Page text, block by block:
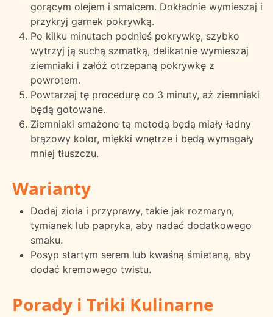
gorącym olejem i smalcem. Dokładnie wymieszaj i
przykryj garnek pokrywką.
Po kilku minutach podnieś pokrywkę, szybko
wytrzyj ją suchą szmatką, delikatnie wymieszaj
ziemniaki i załóż otrzepaną pokrywkę z
powrotem.
Powtarzaj tę procedurę co 3 minuty, aż ziemniaki
będą gotowane.
Ziemniaki smażone tą metodą będą miały ładny
brązowy kolor, miękki wnętrze i będą wymagały
mniej tłuszczu.
Warianty
Dodaj zioła i przyprawy, takie jak rozmaryn,
tymianek lub papryka, aby nadać dodatkowego
smaku.
Posyp startym serem lub kwaśną śmietaną, aby
dodać kremowego twistu.
Porady i Triki Kulinarne